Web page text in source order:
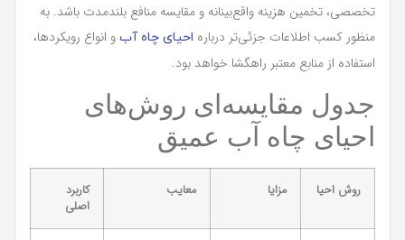
تخصصی، تخمین هزینه واقع‌بینانه و مقایسه منافع بلندمدت باشد. به
منظور کسب اطلاعات جزئی‌تر درباره احیای چاه آب و انواع رویکردها،
استفاده از منابع معتبر راهگشا خواهد بود.
جدول مقایسه‌ای روش‌های
احیای چاه آب عمیق
روش احیا مزایا معایب
کاربرد
اصلی